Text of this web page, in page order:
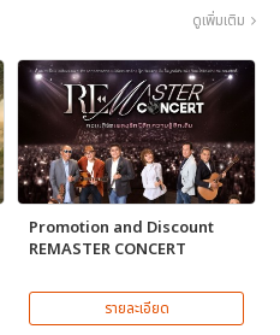
ดูเพิ่มเติม
Promotion and Discount
REMASTER CONCERT
รายละเอียด